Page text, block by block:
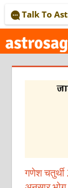
to
content
Talk To
गणेश चतुर्थी